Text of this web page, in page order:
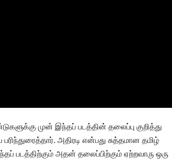
முன் இந்தப் படத்தின் தலைப்பு குறித்து
அதிரடி என்பது சுத்தமான தமிழ்
படத்திற்கும் அதன் தலைப்பிற்கும் ஏற்றவாரு ஒரு